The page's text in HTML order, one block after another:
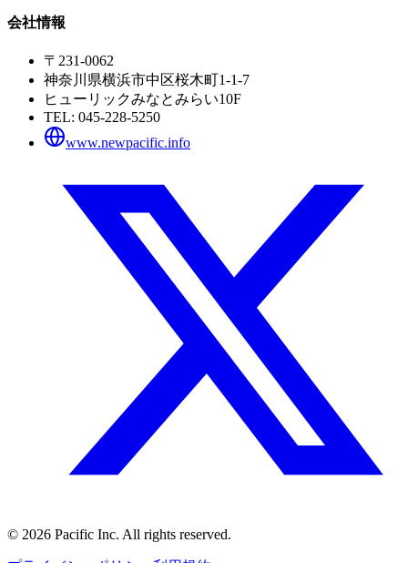
会社情報
〒231-0062
神奈川県横浜市中区桜木町1-1-7
ヒューリックみなとみらい10F
TEL: 045-228-5250
www.newpacific.info
© 2026 Pacific Inc. All rights reserved.